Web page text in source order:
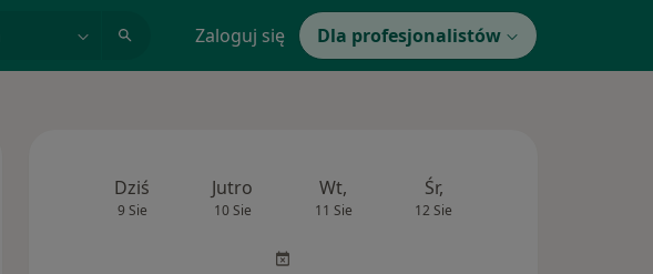
Zaloguj się Dla profesjonalistów
Dziś
9 Sie
Jutro
10 Sie
Wt,
11 Sie
Śr,
12 Sie